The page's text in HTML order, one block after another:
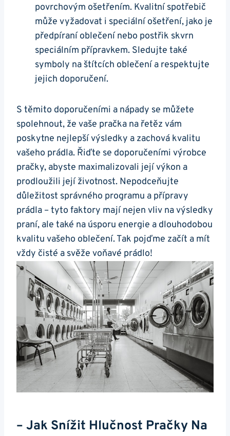
povrchovým ošetřením.​ Kvalitní spotřebič⁤
může vyžadovat i speciální ošetření, jako ⁤je
předpíraní oblečení nebo postřik skvrn
speciálním přípravkem. Sledujte také
symboly na štítcích oblečení a respektujte
jejich doporučení.
S těmito doporučeními ​a⁣ nápady se můžete
spolehnout,‍ že‌ vaše pračka⁤ na ⁢řetěz vám
poskytne nejlepší ‌výsledky a zachová kvalitu
vašeho prádla. Řiďte ‍se doporučeními výrobce
pračky, abyste maximalizovali její výkon a
prodloužili‌ její životnost. Nepodceňujte
‌důležitost správného programu a přípravy
prádla – tyto faktory mají nejen vliv na výsledky
praní, ale také na úsporu ⁤energie a dlouhodobou
⁢kvalitu ⁣vašeho oblečení. Tak pojďme začít a mít
vždy⁤ čisté a ​svěže voňavé prádlo!
– Jak Snížit Hlučnost Pračky Na​